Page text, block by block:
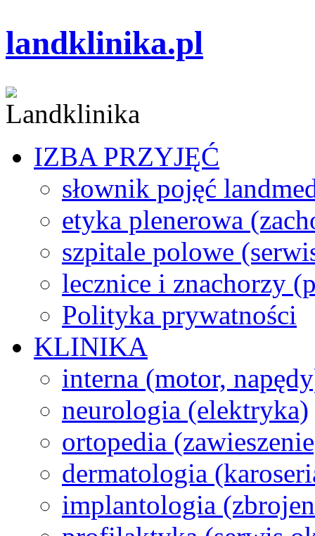
landklinika.pl
IZBA PRZYJĘĆ
słownik pojęć
etyka plenerowa
szpitale polowe
lecznice i znachorzy
Polityka prywatności
KLINIKA
interna (motor,
neurologia (elektryka)
ortopedia
dermatologia
implantologia